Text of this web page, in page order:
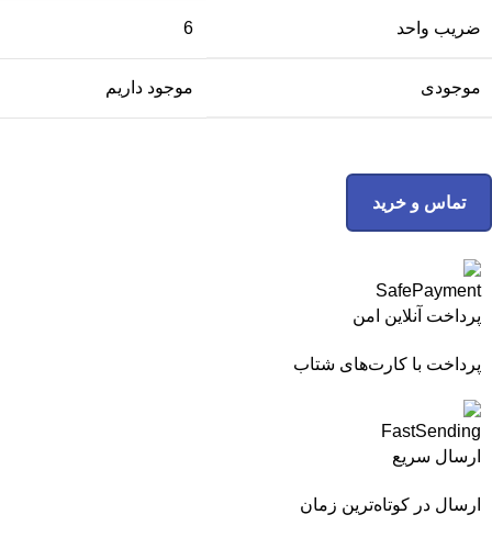
ضریب واحد 6
موجودی موجود داریم
تماس و خرید
پرداخت آنلاین امن
پرداخت با کارت‌های شتاب
ارسال سریع
ارسال در کوتاه‌ترین زمان